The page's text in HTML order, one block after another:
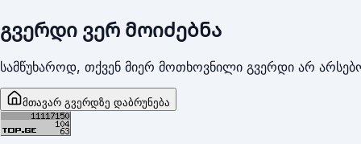
გვერდი ვერ მოიძებნა
სამწუხაროდ, თქვენ მიერ მოთხოვნილი გვერდი არ
მთავარ გვერდზე დაბრუნება